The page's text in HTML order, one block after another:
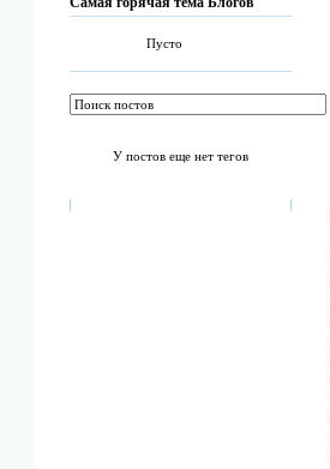
Пусто
У постов еще нет тегов